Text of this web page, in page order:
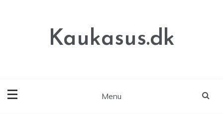
Kaukasus.dk
Menu